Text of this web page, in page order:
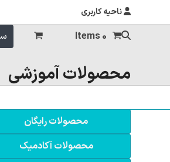
ناحیه کاربری
0 Items
محصولات آموزشی
محصولات رایگان
محصولات آکادمیک